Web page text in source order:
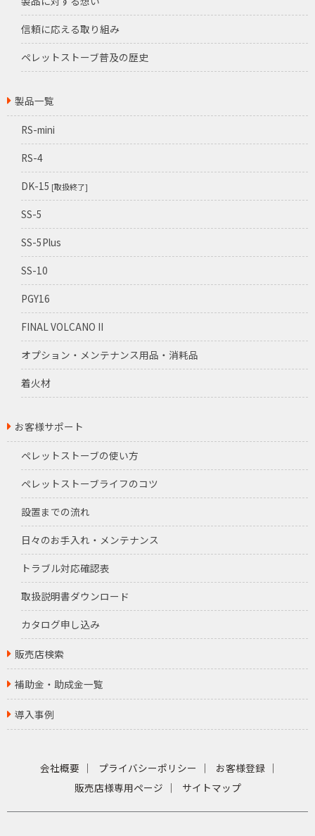
信頼に応える取り組み
ペレットストーブ普及の歴史
製品一覧
RS-mini
RS-4
DK-15 [取扱終了]
SS-5
SS-5Plus
SS-10
PGY16
FINAL VOLCANO II
オプション・メンテナンス用品・消耗品
着火材
お客様サポート
ペレットストーブの使い方
ペレットストーブライフのコツ
設置までの流れ
日々のお手入れ・メンテナンス
トラブル対応確認表
取扱説明書ダウンロード
カタログ申し込み
販売店検索
補助金・助成金一覧
導入事例
会社概要 プライバシーポリシー
お客様登録
販売店様専用ページ
サイトマップ